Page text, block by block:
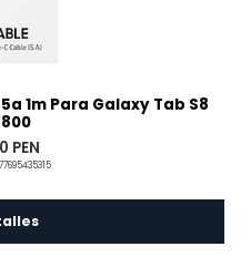
1m Para Galaxy Tab S8
PEN